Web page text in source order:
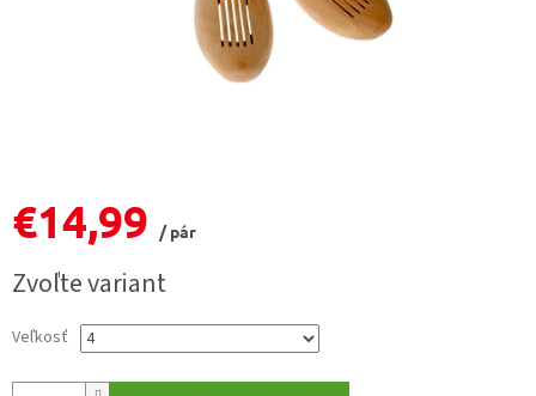
€14,99
/ pár
cena:
Zvoľte variant
Veľkosť